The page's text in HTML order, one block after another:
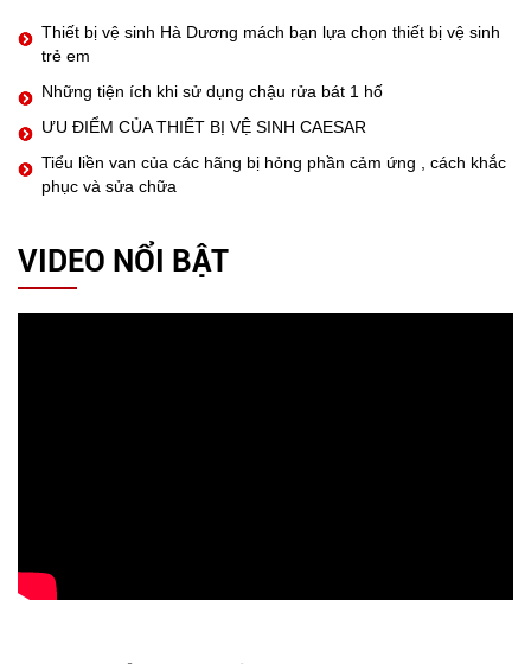
Thiết bị vệ sinh Hà Dương mách bạn lựa chọn thiết bị vệ sinh
trẻ em
Những tiện ích khi sử dụng chậu rửa bát 1 hố
ƯU ĐIỂM CỦA THIẾT BỊ VỆ SINH CAESAR
Tiểu liền van của các hãng bị hỏng phần cảm ứng , cách khắc
phục và sửa chữa
VIDEO NỔI BẬT